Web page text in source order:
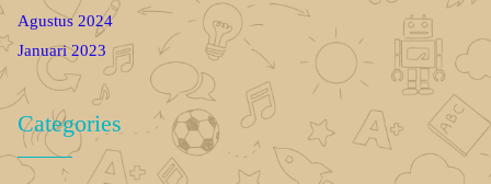
Agustus 2024
Januari 2023
Categories